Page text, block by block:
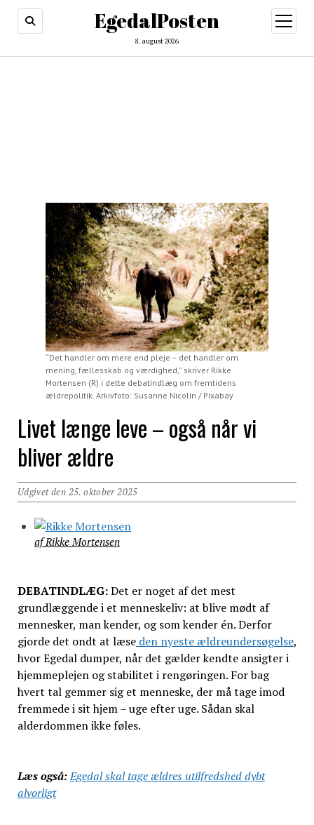
EgedalPosten
8. august 2026
open
menu
“Det handler om mere end pleje – det handler om
mening, fællesskab og værdighed,” skriver Rikke
Mortensen (R) i dette debatindlæg om fremtidens
ældrepolitik. Arkivfoto: Susanne Nicolin / Pixabay
Livet længe leve – også når vi
bliver ældre
Udgivet den 25. oktober 2025
af Rikke Mortensen
DEBATINDLÆG:Det er noget af det mest
grundlæggende i et menneskeliv: at blive mødt af
mennesker, man kender, og som kender én. Derfor
gjorde det ondt at læseden nyeste ældreundersøgelse,
hvor Egedal dumper, når det gælder kendte ansigter i
hjemmeplejen og stabilitet i rengøringen. For bag
hvert tal gemmer sig et menneske, der må tage imod
fremmede i sit hjem – uge efter uge. Sådan skal
alderdommen ikke føles.
Læs også:Egedal skal tage ældres utilfredshed dybt
alvorligt